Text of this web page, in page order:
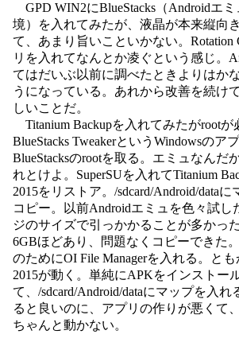
GPD WIN2にBlueStacks（Androidエ
境）を入れてみたが、液晶が本来縦向
て、あまり旨いこといかない。Rotation
リを入れてなんとか凌ぐという感じ。
てはだいぶ以前に調べたときよりはか
うになっている。あれから改善を続け
しいことだ。
Titanium Backupを入れてみたがrootが
BlueStacks TweakerというWindowsのア
BlueStacksのrootを取る。エミュなんだ
れとけよ。SuperSUを入れてTitanium
2015をリストア。/sdcard/Android/data
コピー。以前Androidエミュを色々試し
ジのサイズで引っかかることが多かっ
6GBほどあり、問題なくコピーできた
のためにOI File Managerを入れる。と
2015が動く。単純にAPKをインストー
て、/sdcard/Android/dataにマップを入れ
ると良いのに、アプリの作りが悪くて
ちゃんと動かない。